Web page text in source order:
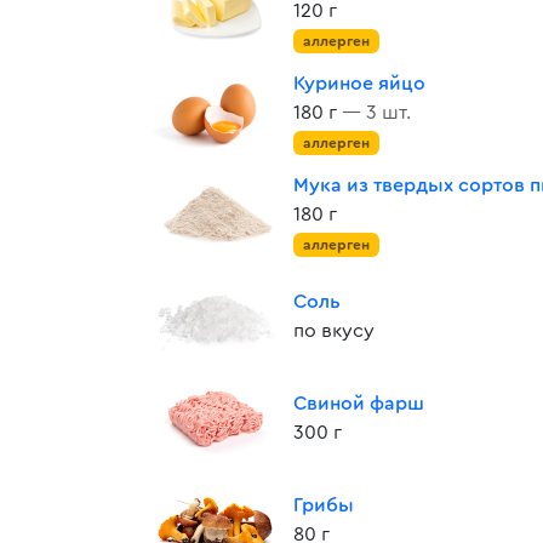
120 г
аллерген
Куриное яйцо
180 г — 3 шт.
аллерген
Мука из твердых сортов
180 г
аллерген
Соль
по вкусу
Свиной фарш
300 г
Грибы
80 г